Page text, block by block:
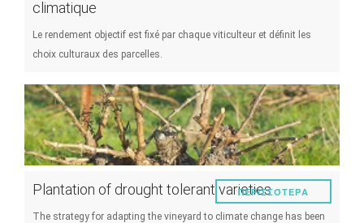
climatique
Le rendement objectif est fixé par chaque viticulteur et définit les
choix culturaux des parcelles.
Plantation of drought tolerant varieties
The strategy for adapting the vineyard to climate change has been
ΠΕΡΙΣΣΌΤΕΡΑ